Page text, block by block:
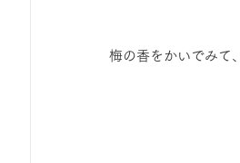
梅の香をかいでみて、